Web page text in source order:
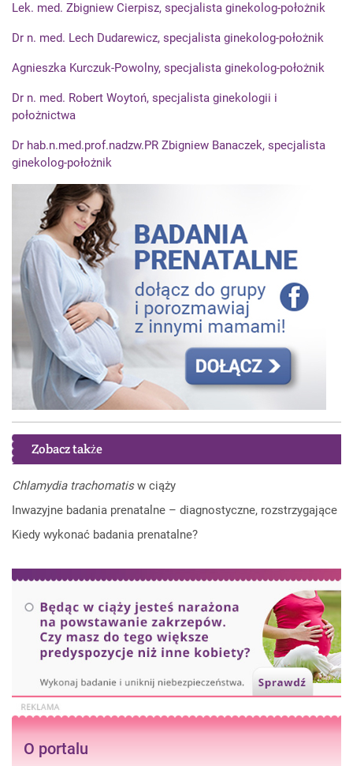
Lek. med. Zbigniew Cierpisz, specjalista ginekolog-położnik
Dr n. med. Lech Dudarewicz, specjalista ginekolog-położnik
Agnieszka Kurczuk-Powolny, specjalista ginekolog-położnik
Dr n. med. Robert Woytoń, specjalista ginekologii i
położnictwa
Dr hab.n.med.prof.nadzw.PR Zbigniew Banaczek, specjalista
ginekolog-położnik
Zobacz także
Chlamydia trachomatisw ciąży
Inwazyjne badania prenatalne – diagnostyczne, rozstrzygające
Kiedy wykonać badania prenatalne?
O portalu